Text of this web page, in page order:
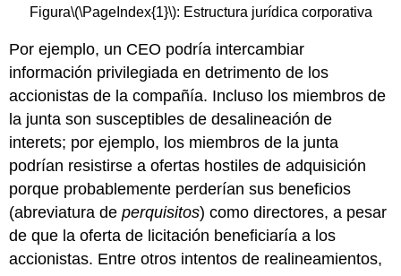
Figura\(\PageIndex{1}\): Estructura jurídica corporativa
Por ejemplo, un CEO podría intercambiar
información privilegiada en detrimento de los
accionistas de la compañía. Incluso los miembros de
la junta son susceptibles de desalineación de
interets; por ejemplo, los miembros de la junta
podrían resistirse a ofertas hostiles de adquisición
porque probablemente perderían sus beneficios
(abreviatura deperquisitos) como directores, a pesar
de que la oferta de licitación beneficiaría a los
accionistas. Entre otros intentos de realineamientos,